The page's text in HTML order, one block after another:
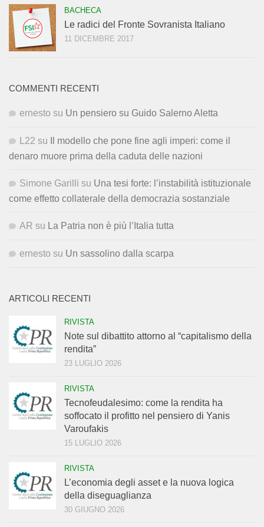
BACHECA
Le radici del Fronte Sovranista Italiano
11 DICEMBRE 2017
COMMENTI RECENTI
ernesto su Un pensiero su Guido Salerno Aletta
L22 su
Il modello che pone fine agli imperi: come il
denaro muore prima della caduta delle nazioni
Simone Garilli su Una tesi forte: l’instabilità istituzionale
come effetto collaterale della democrazia sostanziale
AR su La Patria non è più l’Italia tutta
ernesto su Un sassolino dalla scarpa
ARTICOLI RECENTI
RIVISTA
Note sul dibattito attorno al “capitalismo della
rendita”
23 LUGLIO 2026
RIVISTA
Tecnofeudalesimo: come la rendita ha
soffocato il profitto nel pensiero di Yanis
Varoufakis
15 LUGLIO 2026
RIVISTA
L’economia degli asset e la nuova logica
della diseguaglianza
30 GIUGNO 2026